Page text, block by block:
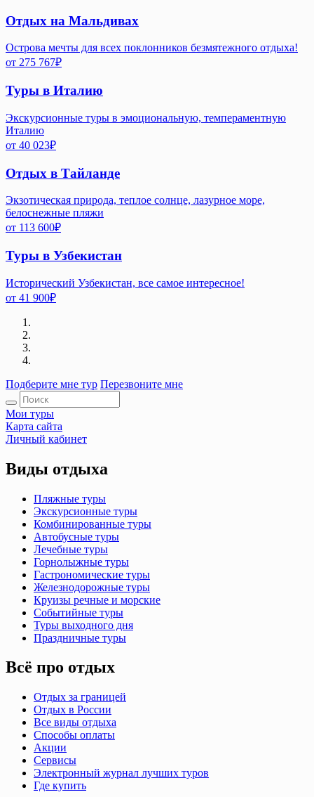
Отдых на Мальдивах
Острова мечты для всех поклонников безмятежного отдыха!
от 275 767₽
Туры в Италию
Экскурсионные туры в эмоциональную, темпераментную
Италию
от 40 023₽
Отдых в Тайланде
Экзотическая природа, теплое солнце, лазурное море,
белоснежные пляжи
от 113 600₽
Туры в Узбекистан
Исторический Узбекистан, все самое интересное!
от 41 900₽
Подберите мне тур Перезвоните мне
Мои туры
Карта сайта
Личный кабинет
Виды отдыха
Пляжные туры
Экскурсионные туры
Комбинированные туры
Автобусные туры
Лечебные туры
Горнолыжные туры
Гастрономические туры
Железнодорожные туры
Круизы речные и морские
Событийные туры
Туры выходного дня
Праздничные туры
Всё про отдых
Отдых за границей
Отдых в России
Все виды отдыха
Способы оплаты
Акции
Сервисы
Электронный журнал лучших туров
Где купить